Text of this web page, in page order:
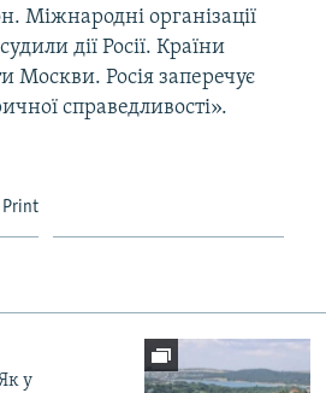
Міжнародні організації
дії Росії. Країни
Москви. Росія заперечує
справедливості».
Print
у